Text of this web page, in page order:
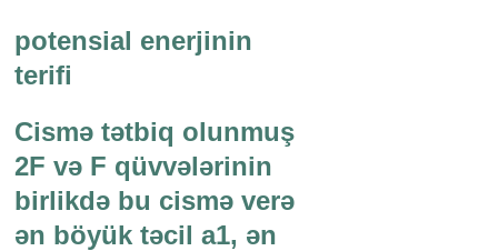
potensial enerjinin
terifi
Cismə tətbiq olunmuş
2F və F qüvvələrinin
birlikdə bu cismə verə
ən böyük təcil a1, ən